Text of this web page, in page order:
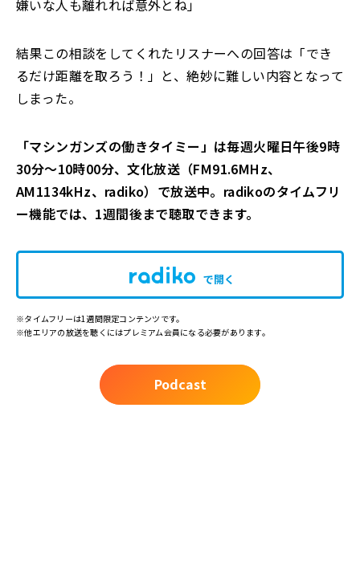
嫌いな人も離れれば意外とね」
結果この相談をしてくれたリスナーへの回答は「でき
るだけ距離を取ろう！」と、絶妙に難しい内容となって
しまった。
「マシンガンズの働きタイミー」は毎週火曜日午後9時
30分～10時00分、文化放送（FM91.6MHz、
AM1134kHz、radiko）で放送中。radikoのタイムフリ
ー機能では、1週間後まで聴取できます。
で開く
※タイムフリーは1週間限定コンテンツです。
※他エリアの放送を聴くにはプレミアム会員になる必要があります。
Podcast